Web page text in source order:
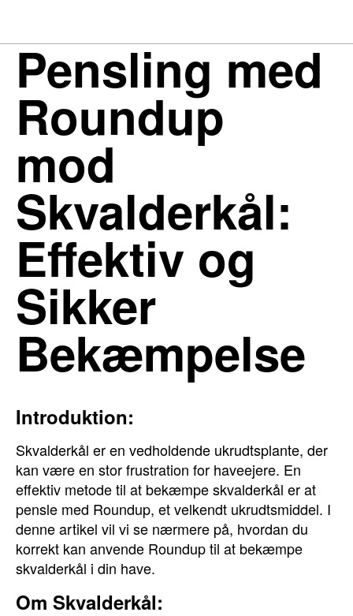
Pensling med
Roundup
mod
Skvalderkål:
Effektiv og
Sikker
Bekæmpelse
Introduktion:
Skvalderkål er en vedholdende ukrudtsplante, der
kan være en stor frustration for haveejere. En
effektiv metode til at bekæmpe skvalderkål er at
pensle med Roundup, et velkendt ukrudtsmiddel. I
denne artikel vil vi se nærmere på, hvordan du
korrekt kan anvende Roundup til at bekæmpe
skvalderkål i din have.
Om Skvalderkål: